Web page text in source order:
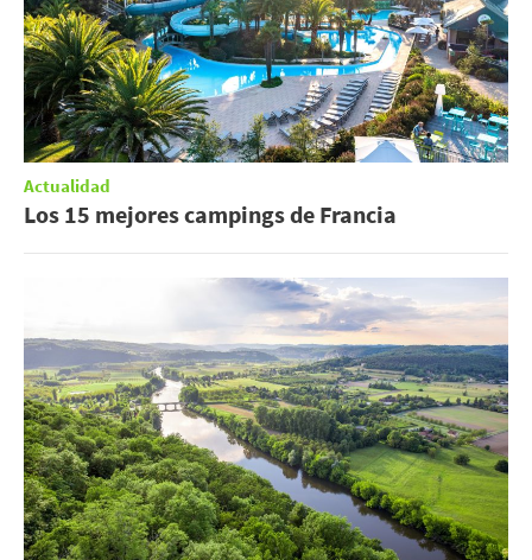
Actualidad
Los 15 mejores campings de Francia